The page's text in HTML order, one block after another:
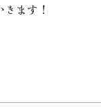
ます！